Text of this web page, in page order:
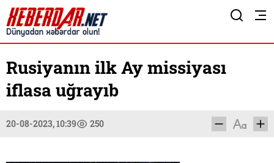
Rusiyanın ilk Ay missiyası
iflasa uğrayıb
20-08-2023, 10:39 250